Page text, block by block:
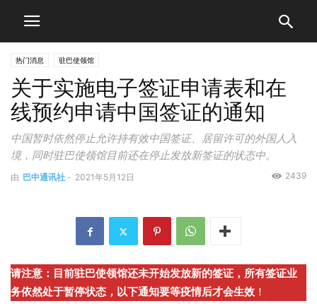
热门消息 驻巴使领馆
关于实施电子签证申请表和在
线预约申请中国签证的通知
中国暂时依然停止允许持有效中国签证、居留许可的外国人入
境，同时驻巴使领馆目前还在停止发放新签证的状态中。
由 巴中通讯社 - 2021年5月12日 2439
请注意：目前驻巴使领馆还未开始发放新的签证，所有签证业
务依然处于暂停状态，以下通知要等疫情后才会生效 ！